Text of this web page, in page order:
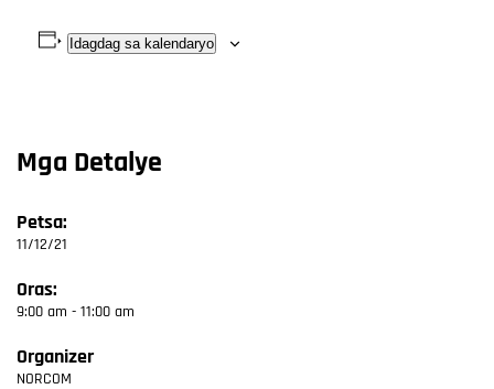
Idagdag sa kalendaryo
Mga Detalye
Petsa:
11/12/21
Oras:
9:00 am - 11:00 am
Organizer
NORCOM